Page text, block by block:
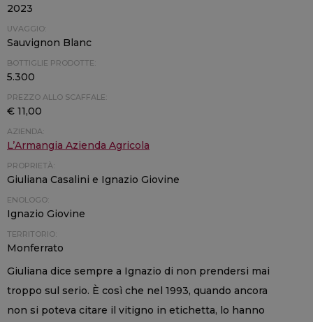
2023
UVAGGIO:
Sauvignon Blanc
BOTTIGLIE PRODOTTE:
5.300
PREZZO ALLO SCAFFALE:
€ 11,00
AZIENDA:
L’Armangia Azienda Agricola
PROPRIETÀ:
Giuliana Casalini e Ignazio Giovine
ENOLOGO:
Ignazio Giovine
TERRITORIO:
Monferrato
Giuliana dice sempre a Ignazio di non prendersi mai
troppo sul serio. È così che nel 1993, quando ancora
non si poteva citare il vitigno in etichetta, lo hanno